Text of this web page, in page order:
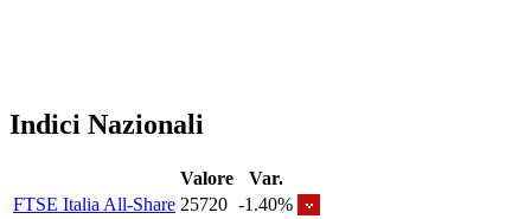
Indici Nazionali
Valore
Var.
FTSE Italia All-Share 25720 -1.40%